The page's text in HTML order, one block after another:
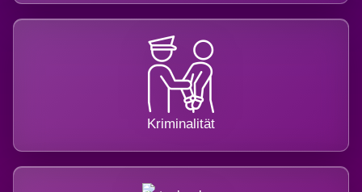
Kriminalität